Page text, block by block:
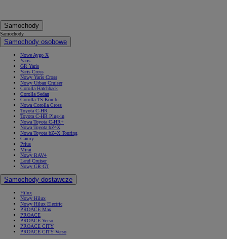
Samochody
Samochody
Samochody osobowe
Nowe Aygo X
Yaris
GR Yaris
Yaris Cross
Nowy Yaris Cross
Nowy Urban Cruiser
Corolla Hatchback
Corolla Sedan
Corolla TS Kombi
Nowa Corolla Cross
Toyota C-HR
Toyota C-HR Plug-in
Nowa Toyota C-HR+
Nowa Toyota bZ4X
Nowa Toyota bZ4X Touring
Camry
Prius
Mirai
Nowy RAV4
Land Cruiser
Nowy GR GT
Samochody dostawcze
Hilux
Nowy Hilux
Nowy Hilux Electric
PROACE Max
PROACE
PROACE Verso
PROACE CITY
PROACE CITY Verso